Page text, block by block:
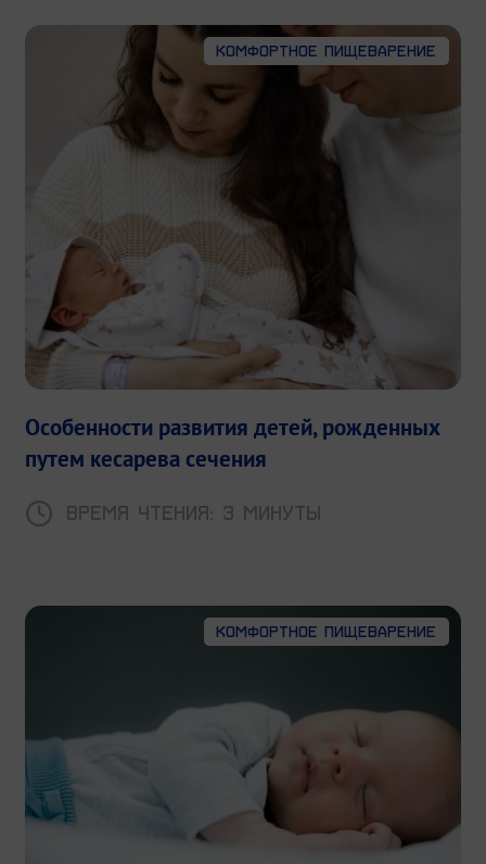
Комфортное пищеварение
Особенности развития детей, рожденных
путем кесарева сечения
Время чтения: 3 минуты
Комфортное пищеварение